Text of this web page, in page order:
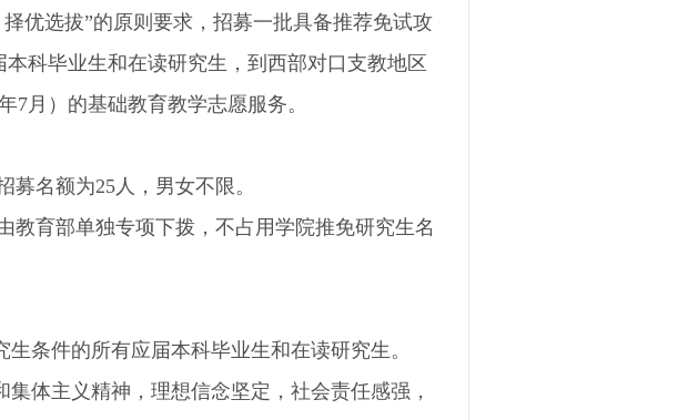
优选拔”的原则要求，招募一批具备推荐免试攻
科毕业生和在读研究生，到 西部对口支教地区
7月）的基础教育教学志愿服务。
名额为25人，男女不限。
教育部单独专项下拨，不占用学院推免研究生名
条件的所有应届本科毕业生和在读研究生。
体主义精神，理想信念坚定，社会责任感强，